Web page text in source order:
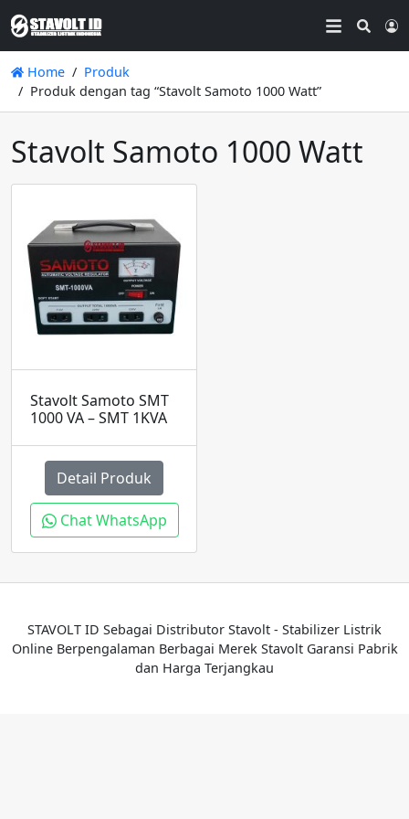
Home
Produk
Produk dengan tag “Stavolt Samoto 1000 Watt”
Stavolt Samoto 1000 Watt
Stavolt Samoto SMT
1000 VA – SMT 1KVA
Detail Produk
Chat WhatsApp
STAVOLT ID Sebagai Distributor Stavolt - Stabilizer Listrik
Online Berpengalaman Berbagai Merek Stavolt Garansi Pabrik
dan Harga Terjangkau